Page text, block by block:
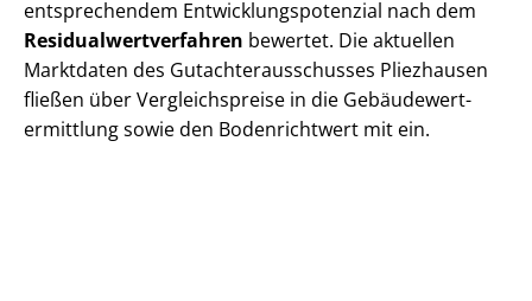
entsprechendem Ent­wick­lungs­po­ten­zi­al nach dem
Re­si­du­al­wert­ver­fah­ren bewertet. Die aktuellen
Marktdaten des Gut­ach­ter­aus­schus­ses Pliezhausen
fließen über Ver­gleichs­prei­se in die Ge­bäu­de­wert­
ermitt­lung sowie den Bodenrichtwert mit ein.